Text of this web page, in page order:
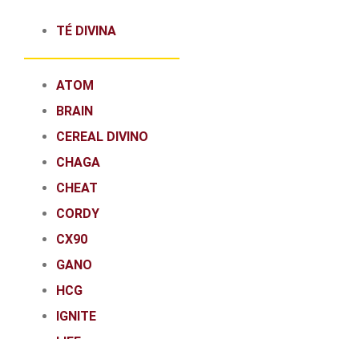
TÉ DIVINA
ATOM
BRAIN
CEREAL DIVINO
CHAGA
CHEAT
CORDY
CX90
GANO
HCG
IGNITE